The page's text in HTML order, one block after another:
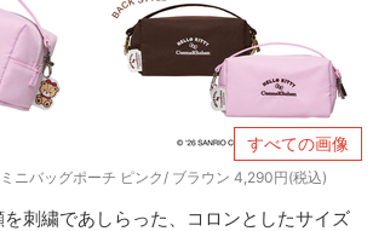
すべての画像
ニバッグポーチ ピンク/ ブラウン 4,290円(税込)
刺繍であしらった、コロンとしたサイズ